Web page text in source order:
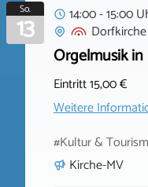
So.
13
14:00 - 15:00
Dorfkirche
Orgelmusik
Eintritt 15,00 €
Weitere
#Kultur &
Kirche-MV